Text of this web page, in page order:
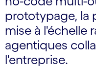
prototypage, la
mise à l'échelle
agentiques
l'entreprise.